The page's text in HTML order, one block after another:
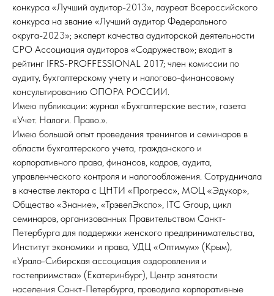
конкурса «Лучший аудитор-2013», лауреат Всероссийского
конкурса на звание «Лучший аудитор Федерального
округа-2023»; эксперт качества аудиторской деятельности
СРО Ассоциация аудиторов «Содружество»; входит в
рейтинг IFRS-PROFFESSIONAL 2017; член комиссии по
аудиту, бухгалтерскому учету и налогово-финансовому
консультированию ОПОРА РОССИИ.
Имею публикации: журнал «Бухгалтерские вести», газета
«Учет. Налоги. Право.».
Имею большой опыт проведения тренингов и семинаров в
области бухгалтерского учета, гражданского и
корпоративного права, финансов, кадров, аудита,
управленческого контроля и налогообложения. Сотрудничала
в качестве лектора с ЦНТИ «Прогресс», МОЦ «Эдукор»,
Общество «Знание», «ТрэвелЭкспо», ITC Group, цикл
семинаров, организованных Правительством Санкт-
Петербурга для поддержки женского предпринимательства,
Институт экономики и права, УДЦ «Оптимум» (Крым),
«Урало-Сибирская ассоциация оздоровления и
гостеприимства» (Екатеринбург), Центр занятости
населения Санкт-Петербурга, проводила корпоративные